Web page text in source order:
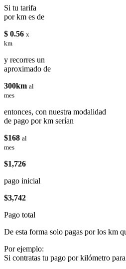
Si tu tarifa
por km es de
$ 0.56 x
km
y recorres un
aproximado de
300km al
mes
entonces, con nuestra modalidad
de pago por km serían
$168 al
mes
$1,726
pago inicial
$3,742
Pago total
De esta forma solo pagas por los km
Por ejemplo:
Si contratas tu pago por kilómetro